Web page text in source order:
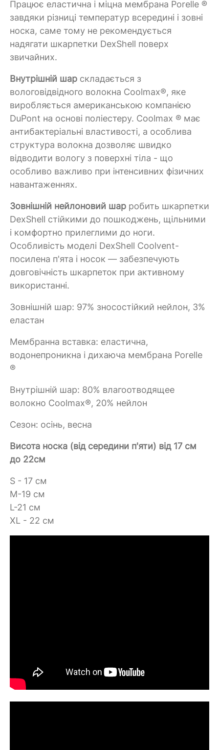
Працює еластична і міцна мембрана Porelle ®
завдяки різниці температур всередині і зовні
носка, саме тому не рекомендується
надягати шкарпетки DexShell поверх
звичайних.
Внутрішній шар складається з
вологовідвідного волокна Coolmax®, яке
виробляється американською компанією
DuPont на основі поліестеру. Coolmax ® має
антибактеріальні властивості, а особлива
структура волокна дозволяє швидко
відводити вологу з поверхні тіла - що
особливо важливо при інтенсивних фізичних
навантаженнях.
Зовнішній нейлоновий шар робить шкарпетки
DexShell стійкими до пошкоджень, щільними
і комфортно прилеглими до ноги.
Особливість моделі DexShell Coolvent-
посилена п'ята і носок — забезпечують
довговічність шкарпеток при активному
використанні.
Зовнішній шар: 97% зносостійкий нейлон, 3%
еластан
Мембранна вставка: еластична,
водонепроникна і дихаюча мембрана Porelle
®
Внутрішній шар: 80% влагоотводящее
волокно Coolmax®, 20% нейлон
Сезон: осінь, весна
Висота носка (від середини п'яти) від 17 см
до 22см
S - 17 см
M-19 см
L-21 см
XL - 22 см